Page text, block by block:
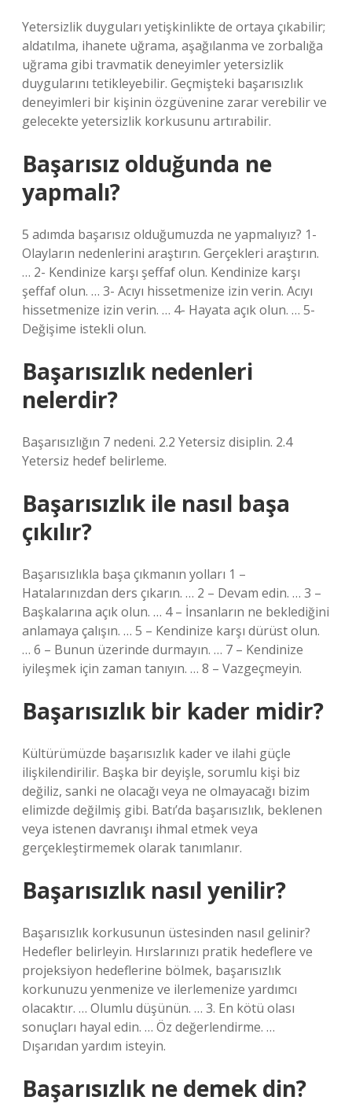
Yetersizlik duyguları yetişkinlikte de ortaya çıkabilir;
aldatılma, ihanete uğrama, aşağılanma ve zorbalığa
uğrama gibi travmatik deneyimler yetersizlik
duygularını tetikleyebilir. Geçmişteki başarısızlık
deneyimleri bir kişinin özgüvenine zarar verebilir ve
gelecekte yetersizlik korkusunu artırabilir.
Başarısız olduğunda ne
yapmalı?
5 adımda başarısız olduğumuzda ne yapmalıyız? 1-
Olayların nedenlerini araştırın. Gerçekleri araştırın.
… 2- Kendinize karşı şeffaf olun. Kendinize karşı
şeffaf olun. … 3- Acıyı hissetmenize izin verin. Acıyı
hissetmenize izin verin. … 4- Hayata açık olun. … 5-
Değişime istekli olun.
Başarısızlık nedenleri
nelerdir?
Başarısızlığın 7 nedeni. 2.2 Yetersiz disiplin. 2.4
Yetersiz hedef belirleme.
Başarısızlık ile nasıl başa
çıkılır?
Başarısızlıkla başa çıkmanın yolları 1 –
Hatalarınızdan ders çıkarın. … 2 – Devam edin. … 3 –
Başkalarına açık olun. … 4 – İnsanların ne beklediğini
anlamaya çalışın. … 5 – Kendinize karşı dürüst olun.
… 6 – Bunun üzerinde durmayın. … 7 – Kendinize
iyileşmek için zaman tanıyın. … 8 – Vazgeçmeyin.
Başarısızlık bir kader midir?
Kültürümüzde başarısızlık kader ve ilahi güçle
ilişkilendirilir. Başka bir deyişle, sorumlu kişi biz
değiliz, sanki ne olacağı veya ne olmayacağı bizim
elimizde değilmiş gibi. Batı’da başarısızlık, beklenen
veya istenen davranışı ihmal etmek veya
gerçekleştirmemek olarak tanımlanır.
Başarısızlık nasıl yenilir?
Başarısızlık korkusunun üstesinden nasıl gelinir?
Hedefler belirleyin. Hırslarınızı pratik hedeflere ve
projeksiyon hedeflerine bölmek, başarısızlık
korkunuzu yenmenize ve ilerlemenize yardımcı
olacaktır. … Olumlu düşünün. … 3. En kötü olası
sonuçları hayal edin. … Öz değerlendirme. …
Dışarıdan yardım isteyin.
Başarısızlık ne demek din?